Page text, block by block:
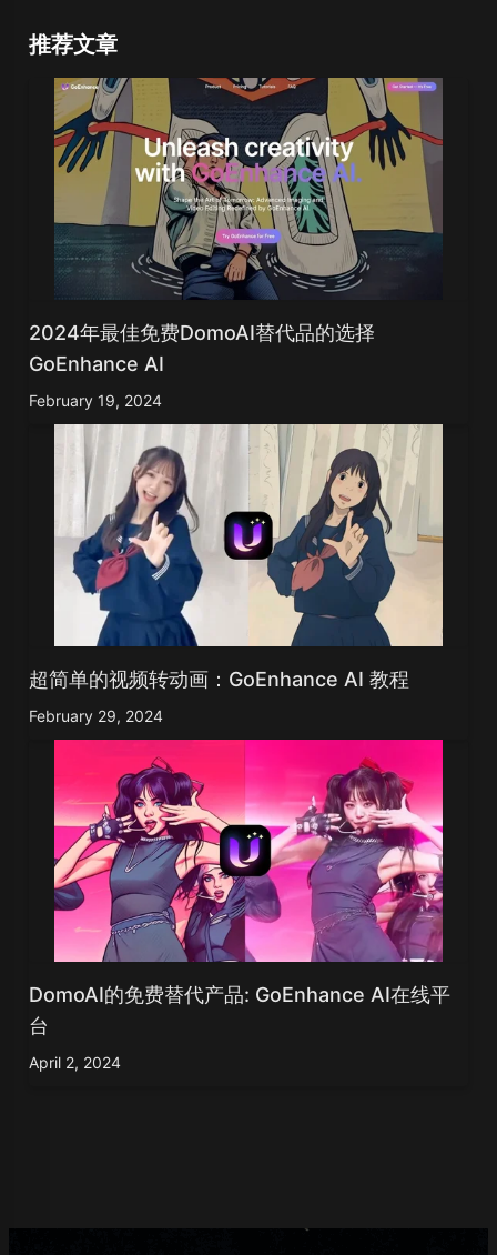
推荐文章
2024年最佳免费DomoAI替代品的选择
GoEnhance AI
February 19, 2024
超简单的视频转动画：GoEnhance AI 教程
February 29, 2024
DomoAI的免费替代产品: GoEnhance AI在线平
台
April 2, 2024